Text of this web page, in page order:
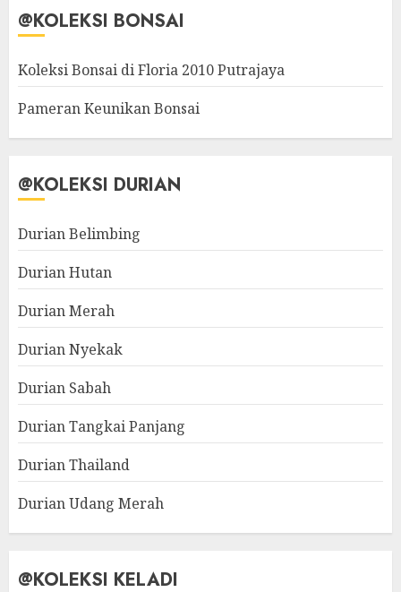
@KOLEKSI BONSAI
Koleksi Bonsai di Floria 2010 Putrajaya
Pameran Keunikan Bonsai
@KOLEKSI DURIAN
Durian Belimbing
Durian Hutan
Durian Merah
Durian Nyekak
Durian Sabah
Durian Tangkai Panjang
Durian Thailand
Durian Udang Merah
@KOLEKSI KELADI